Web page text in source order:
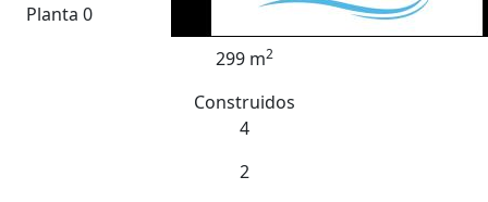
Planta 0
299 m2
Construidos
4
2